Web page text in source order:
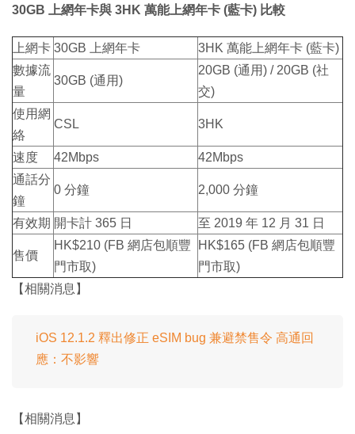
30GB 上網年卡與 3HK 萬能上網年卡 (藍卡) 比較
上網卡 30GB 上網年卡
3HK 萬能上網年卡 (藍卡)
數據流
量
30GB (通用)
20GB (通用) / 20GB (社
交)
使用網
絡
CSL 3HK
速度 42Mbps
42Mbps
通話分
鐘
0 分鐘 2,000 分鐘
有效期 開卡計 365 日 至 2019 年 12 月 31 日
售價
HK$210 (FB 網店包順豐
門市取)
HK$165 (FB 網店包順豐
門市取)
【相關消息】
iOS 12.1.2 釋出修正 eSIM bug 兼避禁售令 高通回
應：不影響
【相關消息】